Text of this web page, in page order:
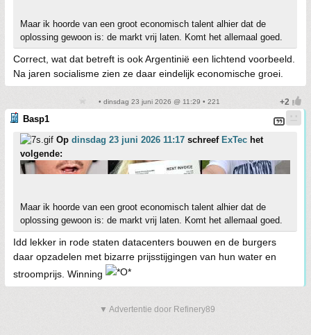
Maar ik hoorde van een groot economisch talent alhier dat de
oplossing gewoon is: de markt vrij laten. Komt het allemaal goed.
Correct, wat dat betreft is ook Argentinië een lichtend voorbeeld.
Na jaren socialisme zien ze daar eindelijk economische groei.
• dinsdag 23 juni 2026 @ 11:29 • 221
Basp1
Op dinsdag 23 juni 2026 11:17 schreef ExTec het
volgende:
Maar ik hoorde van een groot economisch talent alhier dat de
oplossing gewoon is: de markt vrij laten. Komt het allemaal goed.
Idd lekker in rode staten datacenters bouwen en de burgers
daar opzadelen met bizarre prijsstijgingen van hun water en
stroomprijs. Winning
▼ Advertentie door Refinery89